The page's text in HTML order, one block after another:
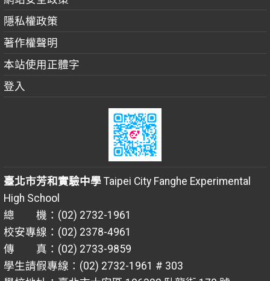
隱私權政策
著作權聲明
本站使用正體字
登入
臺北市芳和實驗中學Taipei City Fanghe Experimental
High School
總 機：(02) 2732-1961
校安專線：(02) 2378-4961
傳 真：(02) 2733-9859
學生請假專線：(02) 2732-1961 # 303